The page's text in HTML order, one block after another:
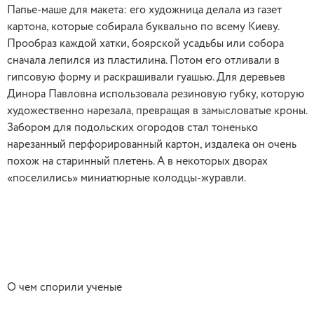
Папье-маше для макета: его художница делала из газет
картона, которые собирала буквально по всему Киеву.
Прообраз каждой хатки, боярской усадьбы или собора
сначала лепился из пластилина. Потом его отливали в
гипсовую форму и раскрашивали гуашью. Для деревьев
Динора Павловна использовала резиновую губку, которую
художественно нарезала, превращая в замысловатые кроны.
Забором для подольских огородов стал тоненько
нарезанный перфорированный картон, издалека он очень
похож на старинный плетень. А в некоторых дворах
«поселились» миниатюрные колодцы-журавли.
О чем спорили ученые